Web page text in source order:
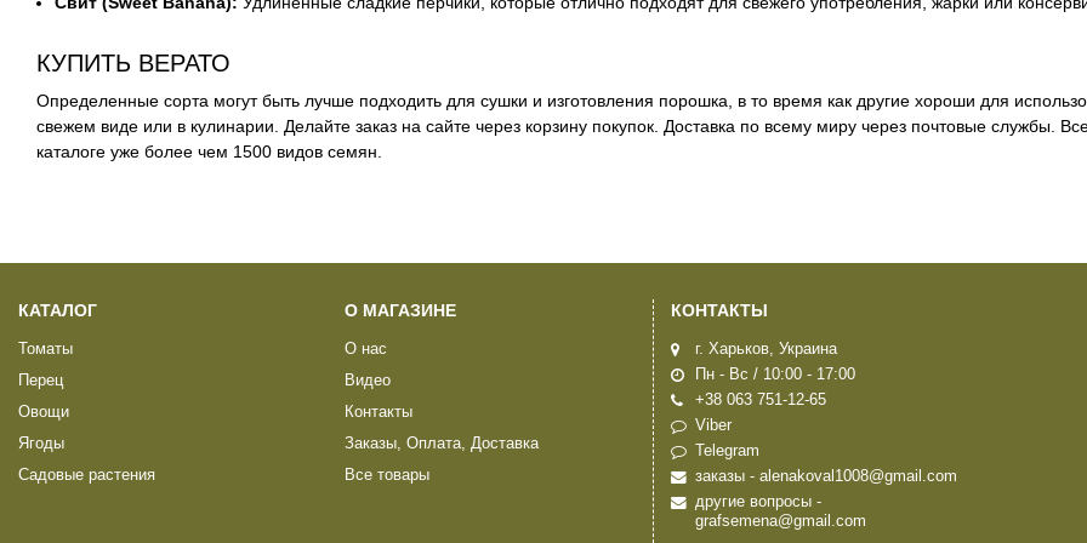
КУПИТЬ ВЕРАТО
Определенные сорта могут быть лучше подходить для сушки и изготовления порошка, в то время как другие хороши для
свежем виде или в кулинарии. Делайте заказ на сайте через корзину покупок. Доставка по всему миру через почтовые службы.
каталоге уже более чем 1500 видов семян.
КАТАЛОГ
Томаты
Перец
Овощи
Ягоды
Садовые растения
О МАГАЗИНЕ
О нас
Видео
Контакты
Заказы, Оплата, Доставка
Все товары
КОНТАКТЫ
г. Харьков, Украина
Пн - Вс / 10:00 - 17:00
+38 063 751-12-65
Viber
Telegram
заказы - alenakoval1008@gmail.com
другие вопросы -
grafsemena@gmail.com